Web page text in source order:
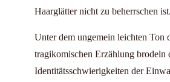
Haarglätter nicht zu beherrschen ist.
Unter dem ungemein leichten Ton
tragikomischen Erzählung brodeln
Identitätsschwierigkeiten der